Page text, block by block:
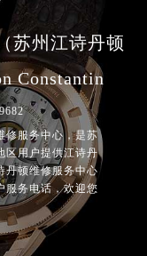
苏州江诗丹顿
Constantin
修服务中心，是苏
区用户提供江诗丹
丹顿维修服务中心
服务电话，欢迎您